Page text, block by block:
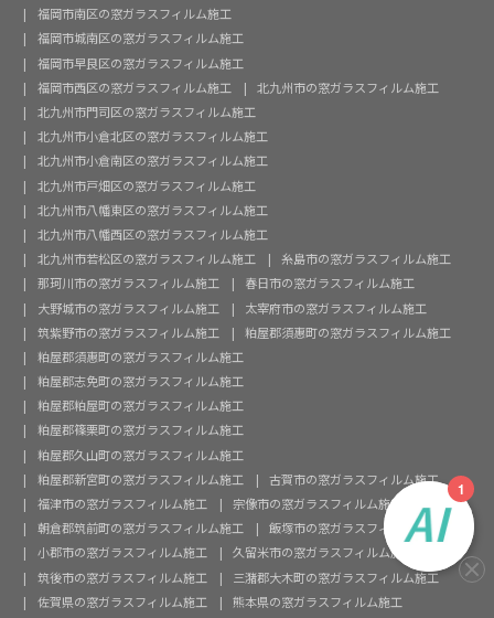
福岡市南区の窓ガラスフィルム施工
福岡市城南区の窓ガラスフィルム施工
福岡市早良区の窓ガラスフィルム施工
福岡市西区の窓ガラスフィルム施工
北九州市の窓ガラスフィルム施工
北九州市門司区の窓ガラスフィルム施工
北九州市小倉北区の窓ガラスフィルム施工
北九州市小倉南区の窓ガラスフィルム施工
北九州市戸畑区の窓ガラスフィルム施工
北九州市八幡東区の窓ガラスフィルム施工
北九州市八幡西区の窓ガラスフィルム施工
北九州市若松区の窓ガラスフィルム施工
糸島市の窓ガラスフィルム施工
那珂川市の窓ガラスフィルム施工
春日市の窓ガラスフィルム施工
大野城市の窓ガラスフィルム施工
太宰府市の窓ガラスフィルム施工
筑紫野市の窓ガラスフィルム施工
粕屋郡須惠町の窓ガラスフィルム施工
粕屋郡須惠町の窓ガラスフィルム施工
粕屋郡志免町の窓ガラスフィルム施工
粕屋郡粕屋町の窓ガラスフィルム施工
粕屋郡篠栗町の窓ガラスフィルム施工
粕屋郡久山町の窓ガラスフィルム施工
粕屋郡新宮町の窓ガラスフィルム施工
古賀市の窓ガラスフィルム施工
福津市の窓ガラスフィルム施工
宗像市の窓ガラスフィルム施工
朝倉郡筑前町の窓ガラスフィルム施工
飯塚市の窓ガラスフィルム施工
小郡市の窓ガラスフィルム施工
久留米市の窓ガラスフィルム施工
筑後市の窓ガラスフィルム施工
三潴郡大木町の窓ガラスフィルム施工
佐賀県の窓ガラスフィルム施工
熊本県の窓ガラスフィルム施工